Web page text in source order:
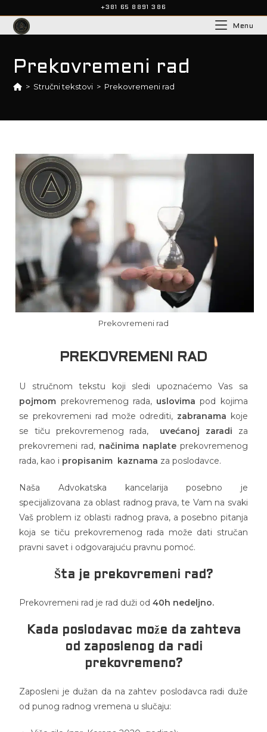
+381 65 8891 386
Menu
Prekovremeni rad
> Stručni tekstovi > Prekovremeni rad
Prekovremeni rad
PREKOVREMENI RAD
U stručnom tekstu koji sledi upoznaćemo Vas sa
pojmom prekovremenog rada, uslovima pod kojima
se prekovremeni rad može odrediti, zabranama koje
se tiču prekovremenog rada, uvećanoj zaradi za
prekovremeni rad, načinima naplate prekovremenog
rada, kao i propisanim kaznama za poslodavce.
Naša Advokatska kancelarija posebno je
specijalizovana za oblast radnog prava, te Vam na svaki
Vaš problem iz oblasti radnog prava, a posebno pitanja
koja se tiču prekovremenog rada može dati stručan
pravni savet i odgovarajuću pravnu pomoć.
Šta je prekovremeni rad?
Prekovremeni rad je rad duži od40h nedeljno.
Kada poslodavac može da zahteva
od zaposlenog da radi
prekovremeno?
Zaposleni je dužan da na zahtev poslodavca radi duže
od punog radnog vremena u slučaju: